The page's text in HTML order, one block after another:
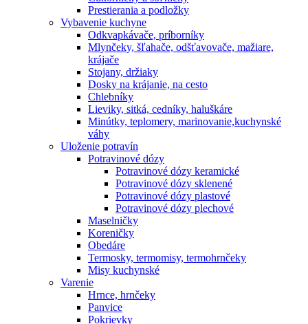
Prestierania a podložky
Vybavenie kuchyne
Odkvapkávače, príborníky
Mlynčeky, šľahače, odšťavovače, mažiare,
krájače
Stojany, držiaky
Dosky na krájanie, na cesto
Chlebníky
Lieviky, sitká, cedníky, haluškáre
Minútky, teplomery, marinovanie,kuchynské
váhy
Uloženie potravín
Potravinové dózy
Potravinové dózy keramické
Potravinové dózy sklenené
Potravinové dózy plastové
Potravinové dózy plechové
Maselničky
Koreničky
Obedáre
Termosky, termomisy, termohrnčeky
Misy kuchynské
Varenie
Hrnce, hrnčeky
Panvice
Pokrievky